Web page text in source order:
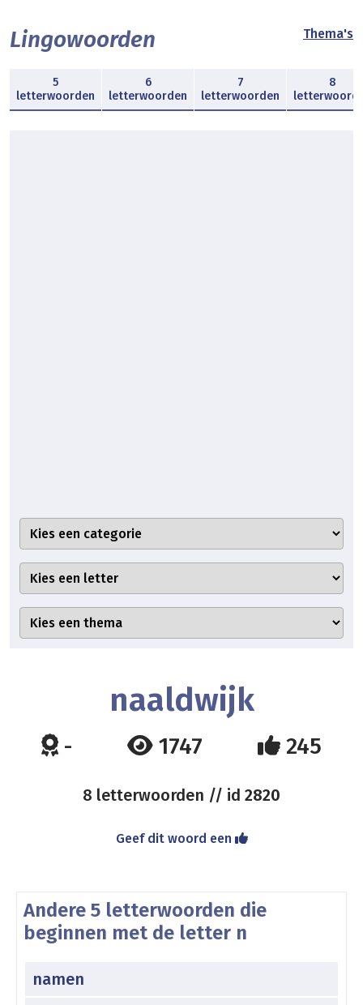
Lingowoorden Thema's
5
letterwoorden
6
letterwoorden
7
letterwoorden
8
naaldwijk
- 1747 245
8 letterwoorden // id 2820
Geef dit woord een
Andere 5 letterwoorden die
beginnen met de letter n
namen